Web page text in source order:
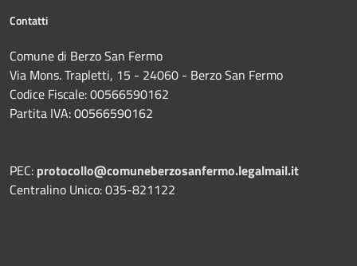
Contatti
Comune di Berzo San Fermo
Via Mons. Trapletti, 15 - 24060 - Berzo San Fermo
Codice Fiscale: 00566590162
Partita IVA: 00566590162
PEC: protocollo@comuneberzosanfermo.legalmail.it
Centralino Unico: 035-821122